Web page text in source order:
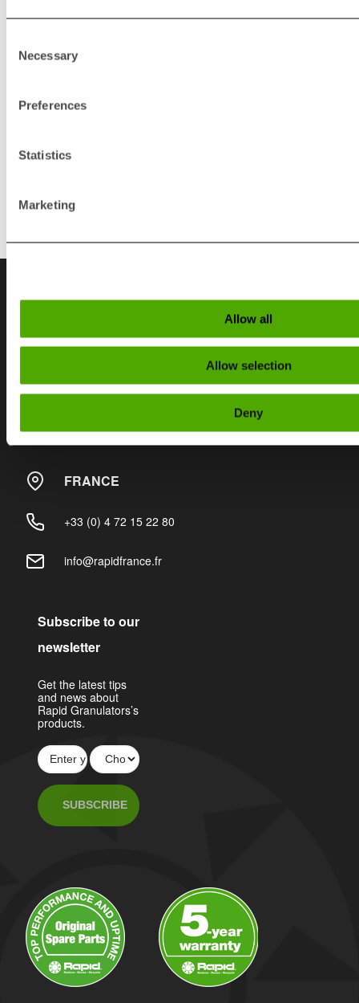
Selection
Necessary
Preferences
Statistics
Marketing
Allow all
Allow selection
Deny
Médias & Vidéo
SUÈDE
+46 (0)370 86500
FRANCE
+33 (0) 4 72 15 22 80
info@rapidfrance.fr
Subscribe to our
newsletter
Get the latest tips
and news about
Rapid Granulators’s
products.